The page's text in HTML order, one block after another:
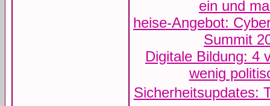
ein und
heise-Angebot:
Summit
Digitale Bildung: 4
wenig
Sicherheitsupdates: